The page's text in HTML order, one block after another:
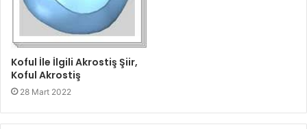
Koful İle İlgili Akrostiş Şiir,
Koful Akrostiş
28 Mart 2022